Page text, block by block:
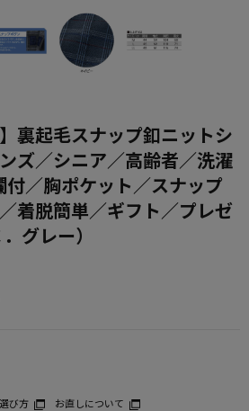
裏起毛スナップ釦ニットシ
ズ／シニア／高齢者／洗濯
／胸ポケット／スナップ
着脱簡単／ギフト／プレゼ
グレー）
び方 お直しについて